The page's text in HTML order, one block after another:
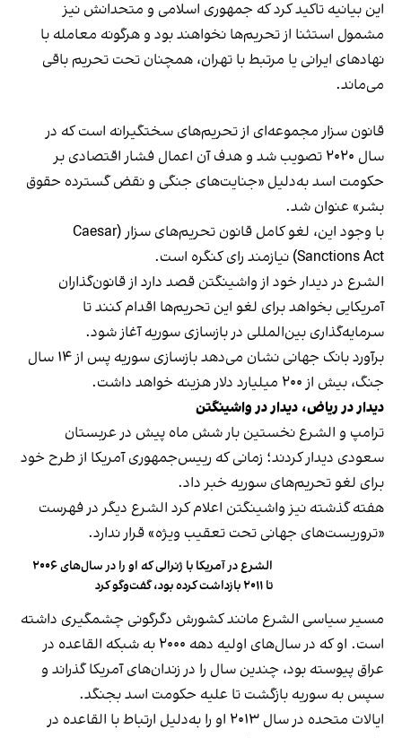
این بیانیه تاکید کرد که جمهوری اسلامی و متحدانش نیز
مشمول استثنا از تحریم‌ها نخواهند بود و هرگونه معامله با
نهادهای ایرانی یا مرتبط با تهران، همچنان تحت تحریم باقی
می‌ماند.
قانون سزار مجموعه‌ای از تحریم‌های سختگیرانه است که در
سال ۲۰۲۰ تصویب شد و هدف آن اعمال فشار اقتصادی بر
حکومت اسد به‌دلیل «جنایت‌های جنگی و نقض گسترده حقوق
بشر» عنوان شد.
با وجود این، لغو کامل قانون تحریم‌های سزار (Caesar
Sanctions Act) نیازمند رای کنگره است.
الشرع در دیدار خود از واشینگتن قصد دارد از قانون‌گذاران
آمریکایی بخواهد برای لغو این تحریم‌ها اقدام کنند تا
سرمایه‌گذاری بین‌المللی در بازسازی سوریه آغاز شود.
برآورد بانک جهانی نشان می‌دهد بازسازی سوریه پس از ۱۴ سال
جنگ، بیش از ۲۰۰ میلیارد دلار هزینه خواهد داشت.
دیدار در ریاض، دیدار در واشینگتن
ترامپ و الشرع نخستین بار شش ماه پیش در عربستان
سعودی دیدار کردند؛ زمانی که رییس‌جمهوری آمریکا از طرح خود
برای لغو تحریم‌های سوریه خبر داد.
هفته گذشته نیز واشینگتن اعلام کرد الشرع دیگر در فهرست
«تروریست‌های جهانی تحت تعقیب ویژه» قرار ندارد.
الشرع در آمریکا با ژنرالی که او را در سال‌های ۲۰۰۶
تا ۲۰۱۱ بازداشت کرده بود،‌ گفت‌وگو کرد
مسیر سیاسی الشرع مانند کشورش دگرگونی چشمگیری داشته
است. او که در سال‌های اولیه دهه ۲۰۰۰ به شبکه القاعده در
عراق پیوسته بود، چندین سال‌ را در زندان‌های آمریکا گذراند و
سپس به سوریه بازگشت تا علیه حکومت اسد بجنگد.
ایالات متحده در سال ۲۰۱۳ او را به‌دلیل ارتباط با القاعده در